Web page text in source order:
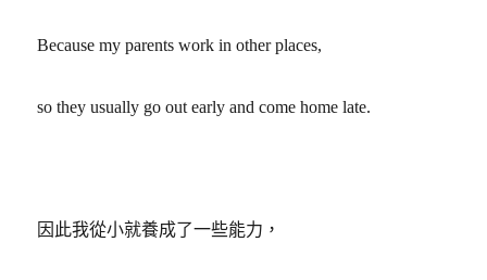
Because my parents work in other places,
so they usually go out early and come home late.
因此我從小就養成了一些能力，